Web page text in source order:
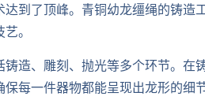
到了顶峰。青铜幼龙缰绳的铸造
。
造、雕刻、抛光等多个环节。在
每一件器物都能呈现出龙形的细